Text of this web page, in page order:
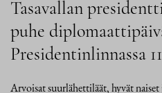
Tasavallan
puhe
Presidentinlinnassa
Arvoisat suurlähettiläät, hyvät